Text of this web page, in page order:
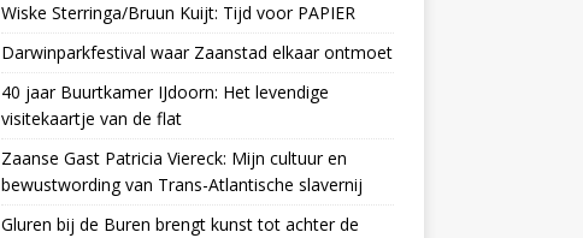
Wiske Sterringa/Bruun Kuijt: Tijd voor PAPIER
Darwinparkfestival waar Zaanstad elkaar ontmoet
40 jaar Buurtkamer IJdoorn: Het levendige
visitekaartje van de flat
Zaanse Gast Patricia Viereck: Mijn cultuur en
bewustwording van Trans-Atlantische slavernij
Gluren bij de Buren brengt kunst tot achter de